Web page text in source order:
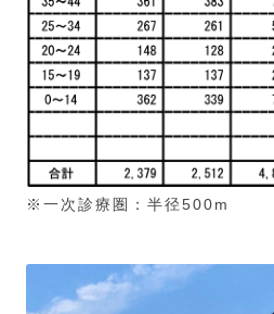
※一次診療圏：半径500m